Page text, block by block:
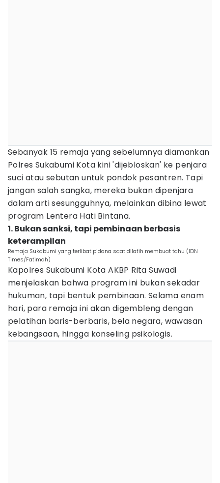
Sebanyak 15 remaja yang sebelumnya diamankan
Polres Sukabumi Kota kini 'dijebloskan' ke penjara
suci atau sebutan untuk pondok pesantren. Tapi
jangan salah sangka, mereka bukan dipenjara
dalam arti sesungguhnya, melainkan dibina lewat
program Lentera Hati Bintana.
1. Bukan sanksi, tapi pembinaan berbasis
keterampilan
Remaja Sukabumi yang terlibat pidana saat dilatih membuat tahu (IDN
Times/Fatimah)
Kapolres Sukabumi Kota AKBP Rita Suwadi
menjelaskan bahwa program ini bukan sekadar
hukuman, tapi bentuk pembinaan. Selama enam
hari, para remaja ini akan digembleng dengan
pelatihan baris-berbaris, bela negara, wawasan
kebangsaan, hingga konseling psikologis.